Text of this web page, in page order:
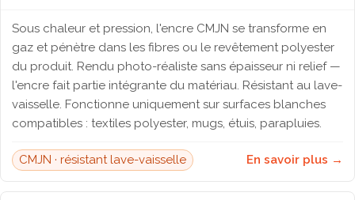
Sous chaleur et pression, l'encre CMJN se transforme en
gaz et pénètre dans les fibres ou le revêtement polyester
du produit. Rendu photo-réaliste sans épaisseur ni relief —
l'encre fait partie intégrante du matériau. Résistant au lave-
vaisselle. Fonctionne uniquement sur surfaces blanches
compatibles : textiles polyester, mugs, étuis, parapluies.
CMJN · résistant lave-vaisselle En savoir plus →